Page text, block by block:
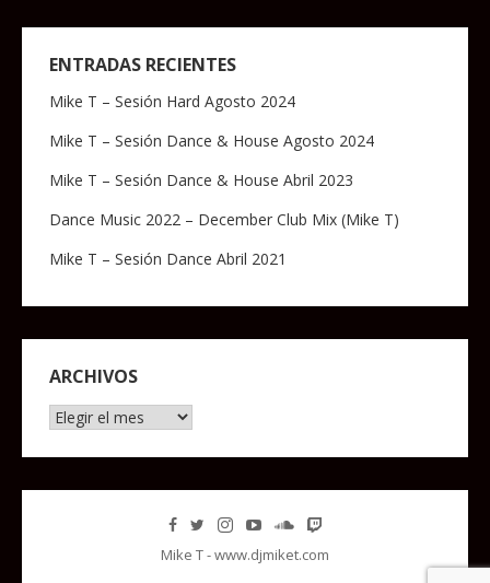
ENTRADAS RECIENTES
Mike T – Sesión Hard Agosto 2024
Mike T – Sesión Dance & House Agosto 2024
Mike T – Sesión Dance & House Abril 2023
Dance Music 2022 – December Club Mix (Mike T)
Mike T – Sesión Dance Abril 2021
ARCHIVOS
Archivos
Mike T - www.djmiket.com